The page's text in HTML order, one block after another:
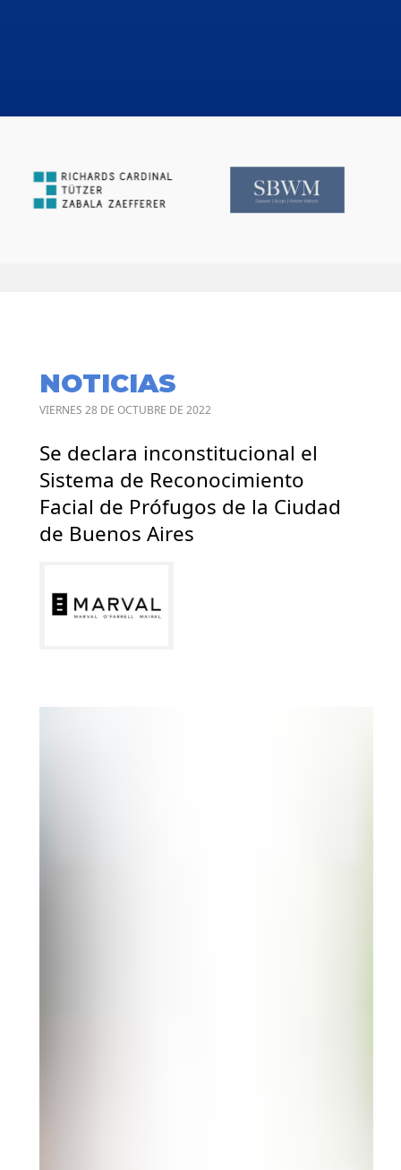
NOTICIAS
VIERNES 28 DE OCTUBRE DE 2022
Se declara inconstitucional el
Sistema de Reconocimiento
Facial de Prófugos de la Ciudad
de Buenos Aires